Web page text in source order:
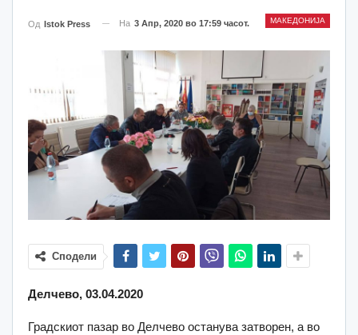
МАКЕДОНИЈА
Од Istok Press На 3 Апр, 2020 во 17:59 часот.
Сподели
Делчево, 03.04.2020
Градскиот пазар во Делчево останува затворен, а во